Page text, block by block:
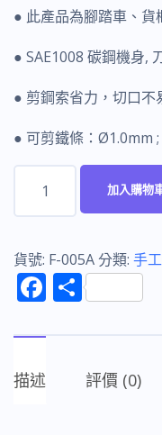
● 此產品為腳踏車、貨
● SAE1008 碳鋼機身,
● 剪鋼索省力，切口不
● 可剪鐵條：Ø1.0mm
FUJIYA
F-
日
式
鋼
加入購物
貨號: F-005A分類: 手
F 分
描述 評價 (0)